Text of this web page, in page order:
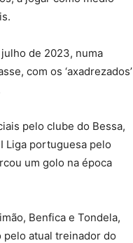
de 2023, numa
com os ‘axadrezados’
pelo clube do Bessa,
Liga portuguesa pelo
um golo na época
Benfica e Tondela,
pelo atual treinador do